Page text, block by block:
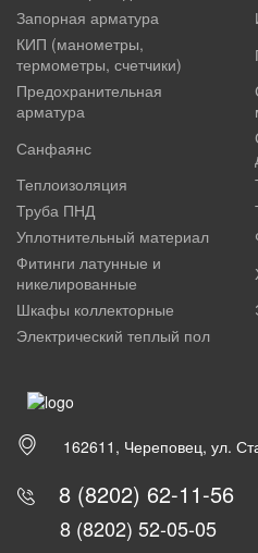
Запорная арматура
КИП (манометры,
термометры, счетчики)
Предохранительная
арматура
Санфаянс
Теплоизоляция
Труба ПНД
Уплотнительный материал
Фитинги латунные и
никелированные
Шкафы коллекторные
Электрический теплый пол
162611, Череповец, ул.
8 (8202) 62-11-56
8 (8202) 52-05-05